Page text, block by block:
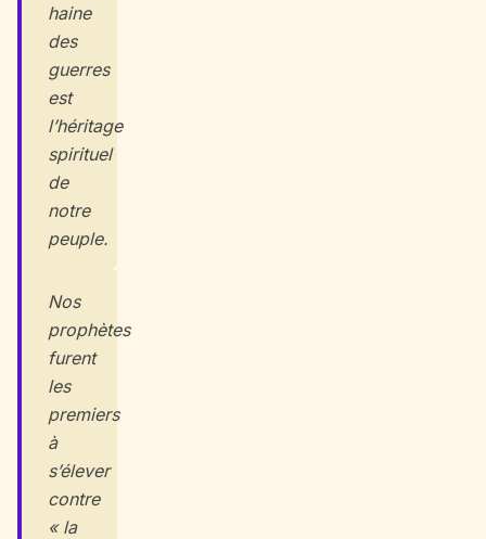
haine
des
guerres
est
l’héritage
spirituel
de
notre
peuple.
Nos
prophètes
furent
les
premiers
à
s’élever
contre
« la